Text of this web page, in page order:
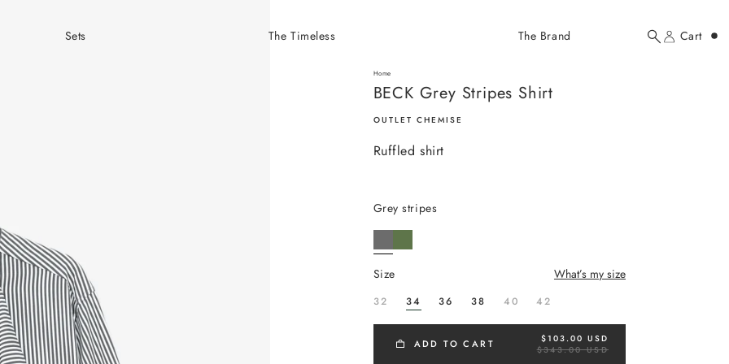
Sets The Timeless The Brand
Search
Account
Cart
Home
BECK Grey Stripes Shirt
OUTLET CHEMISE
Ruffled shirt
grey stripes
size What’s my size
32 34 36 38 40 42
ADD TO CART $103.00 USDR
$343.00 USD
$103.00 USD